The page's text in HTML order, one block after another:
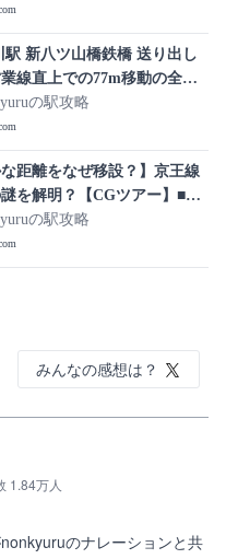
業施設…大変貌した御茶ノ水
なった？】■駅攻略
駅 新八ツ山橋鉄橋 送り出し
線直上での77m移動の全記
川駅地平化 2026/2/22】
の駅攻略
な距離をなぜ移設？】京王線
を解明？【CGツアー】■駅
の駅攻略
みんなの感想は？
1.84万人
のナレーションと共